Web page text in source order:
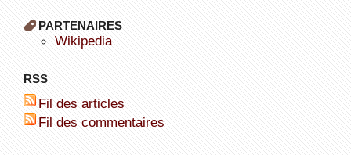
PARTENAIRES
wikipedia
RSS
Fil des articles
Fil des commentaires